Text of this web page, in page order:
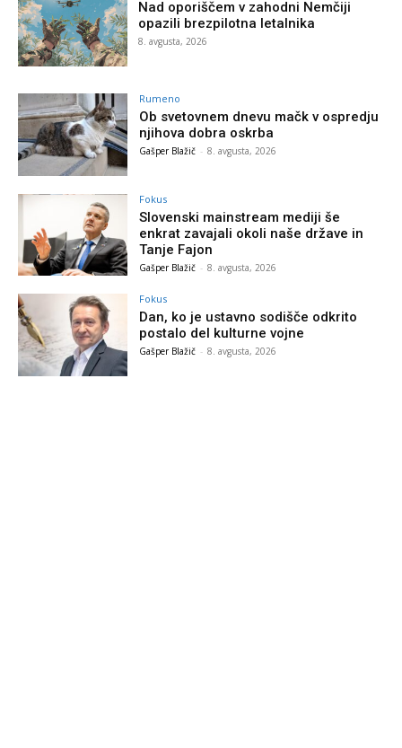
Nad oporiščem v zahodni Nemčiji
opazili brezpilotna letalnika
8. avgusta, 2026
Rumeno
Ob svetovnem dnevu mačk v ospredju
njihova dobra oskrba
Gašper Blažič - 8. avgusta, 2026
Fokus
Slovenski mainstream mediji še
enkrat zavajali okoli naše države in
Tanje Fajon
Gašper Blažič - 8. avgusta, 2026
Fokus
Dan, ko je ustavno sodišče odkrito
postalo del kulturne vojne
Gašper Blažič - 8. avgusta, 2026